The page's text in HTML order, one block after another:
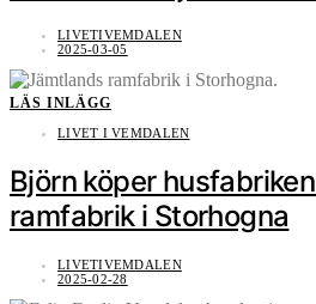
LIVETIVEMDALEN
2025-03-05
LÄS INLÄGG
LIVET I VEMDALEN
Björn köper
ramfabrik i Storhogna
LIVETIVEMDALEN
2025-02-28